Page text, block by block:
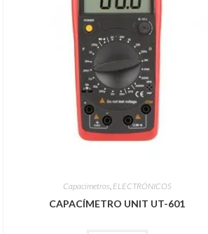
Capacímetros ELECTRÓNICOS
CAPACÍMETRO UNIT UT-601